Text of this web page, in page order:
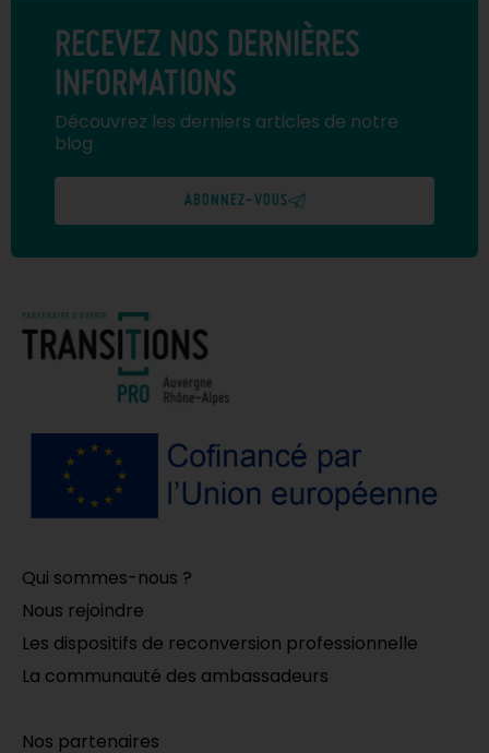
RECEVEZ NOS DERNIÈRES
INFORMATIONS
Découvrez les derniers articles de notre
blog
ABONNEZ-VOUS
Qui sommes-nous ?
Nous rejoindre
Les dispositifs de reconversion professionnelle
La communauté des ambassadeurs
Nos partenaires